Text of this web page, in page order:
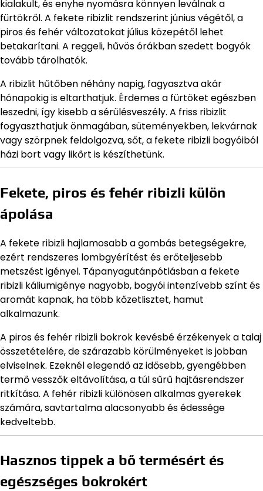
kialakult, és enyhe nyomásra könnyen leválnak a
fürtökről. A fekete ribizlit rendszerint június végétől, a
piros és fehér változatokat július közepétől lehet
betakarítani. A reggeli, hűvös órákban szedett bogyók
tovább tárolhatók.
A ribizlit hűtőben néhány napig, fagyasztva akár
hónapokig is eltarthatjuk. Érdemes a fürtöket egészben
leszedni, így kisebb a sérülésveszély. A friss ribizlit
fogyaszthatjuk önmagában, süteményekben, lekvárnak
vagy szörpnek feldolgozva, sőt, a fekete ribizli bogyóiból
házi bort vagy likőrt is készíthetünk.
Fekete, piros és fehér ribizli külön
ápolása
A fekete ribizli hajlamosabb a gombás betegségekre,
ezért rendszeres lombgyérítést és erőteljesebb
metszést igényel. Tápanyagutánpótlásban a fekete
ribizli káliumigénye nagyobb, bogyói intenzívebb színt és
aromát kapnak, ha több kőzetlisztet, hamut
alkalmazunk.
A piros és fehér ribizli bokrok kevésbé érzékenyek a talaj
összetételére, de szárazabb körülményeket is jobban
elviselnek. Ezeknél elegendő az idősebb, gyengébben
termő vesszők eltávolítása, a túl sűrű hajtásrendszer
ritkítása. A fehér ribizli különösen alkalmas gyerekek
számára, savtartalma alacsonyabb és édessége
kedveltebb.
Hasznos tippek a bő termésért és
egészséges bokrokért